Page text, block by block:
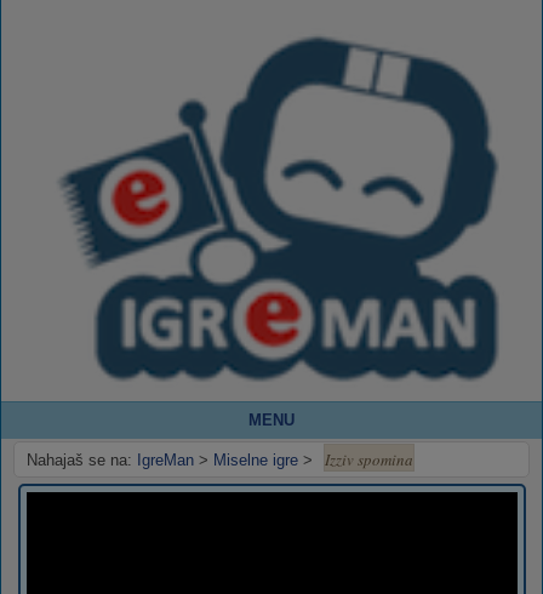
MENU
Nahajaš se na: IgreMan > Miselne igre > Izziv spomina